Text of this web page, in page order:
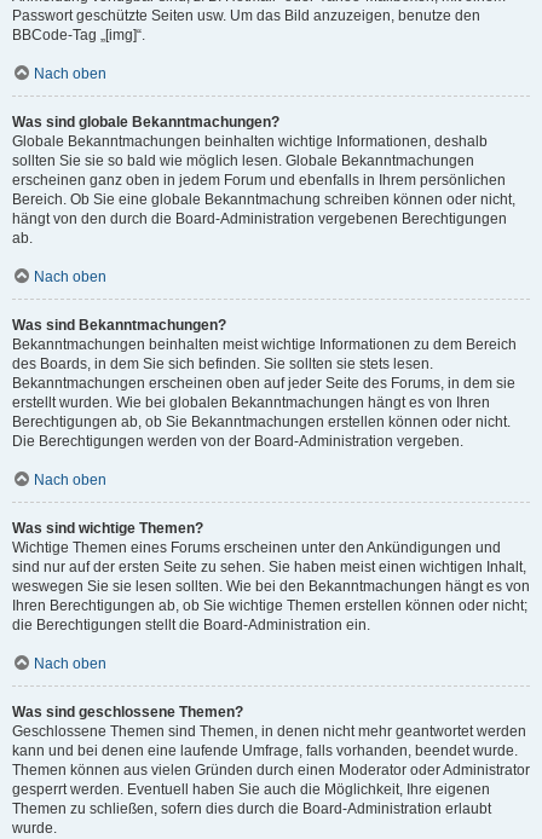
Passwort geschützte Seiten usw. Um das Bild anzuzeigen, benutze den
BBCode-Tag „[img]“.
Nach oben
Was sind globale Bekanntmachungen?
Globale Bekanntmachungen beinhalten wichtige Informationen, deshalb
sollten Sie sie so bald wie möglich lesen. Globale Bekanntmachungen
erscheinen ganz oben in jedem Forum und ebenfalls in Ihrem persönlichen
Bereich. Ob Sie eine globale Bekanntmachung schreiben können oder nicht,
hängt von den durch die Board-Administration vergebenen Berechtigungen
ab.
Nach oben
Was sind Bekanntmachungen?
Bekanntmachungen beinhalten meist wichtige Informationen zu dem Bereich
des Boards, in dem Sie sich befinden. Sie sollten sie stets lesen.
Bekanntmachungen erscheinen oben auf jeder Seite des Forums, in dem sie
erstellt wurden. Wie bei globalen Bekanntmachungen hängt es von Ihren
Berechtigungen ab, ob Sie Bekanntmachungen erstellen können oder nicht.
Die Berechtigungen werden von der Board-Administration vergeben.
Nach oben
Was sind wichtige Themen?
Wichtige Themen eines Forums erscheinen unter den Ankündigungen und
sind nur auf der ersten Seite zu sehen. Sie haben meist einen wichtigen Inhalt,
weswegen Sie sie lesen sollten. Wie bei den Bekanntmachungen hängt es von
Ihren Berechtigungen ab, ob Sie wichtige Themen erstellen können oder nicht;
die Berechtigungen stellt die Board-Administration ein.
Nach oben
Was sind geschlossene Themen?
Geschlossene Themen sind Themen, in denen nicht mehr geantwortet werden
kann und bei denen eine laufende Umfrage, falls vorhanden, beendet wurde.
Themen können aus vielen Gründen durch einen Moderator oder Administrator
gesperrt werden. Eventuell haben Sie auch die Möglichkeit, Ihre eigenen
Themen zu schließen, sofern dies durch die Board-Administration erlaubt
wurde.